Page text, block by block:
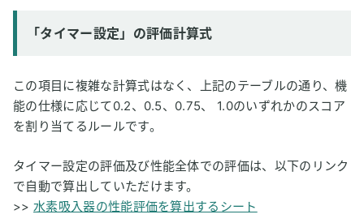
「タイマー設定」の評価計算式
この項目に複雑な計算式はなく、上記のテーブルの通り、機
能の仕様に応じて0.2、0.5、0.75、 1.0のいずれかのスコア
を割り当てるルールです。
タイマー設定の評価及び性能全体での評価は、以下のリンク
で自動で算出していただけます。
>> 水素吸入器の性能評価を算出するシート